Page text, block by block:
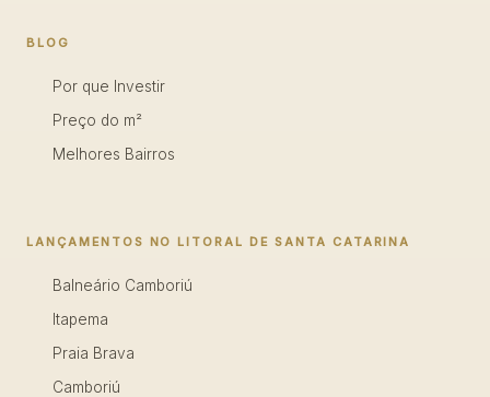
BLOG
Por que Investir
Preço do m²
Melhores Bairros
LANÇAMENTOS NO LITORAL DE SANTA CATARINA
Balneário Camboriú
Itapema
Praia Brava
Camboriú